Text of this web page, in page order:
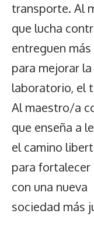
transporte. Al
que lucha
entreguen
para mejorar
laboratorio, el
Al maestro/a
que enseña a
el camino
para fortalecer
con una nueva
sociedad más